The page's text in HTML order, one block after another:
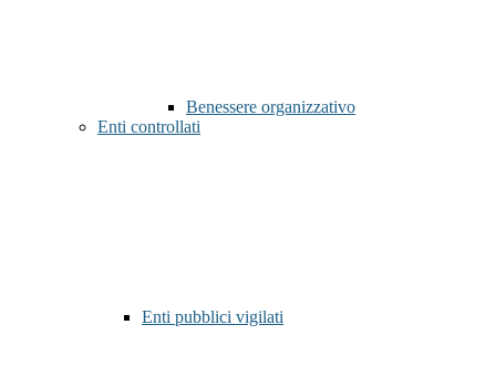
Benessere organizzativo
Enti controllati
Enti pubblici vigilati